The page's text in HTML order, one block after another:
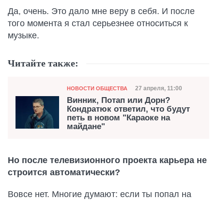
Да, очень. Это дало мне веру в себя. И после
того момента я стал серьезнее относиться к
музыке.
Читайте также:
Категория
НОВОСТИ ОБЩЕСТВА Дата публикации
27 апреля, 11:00
Винник, Потап или Дорн?
Кондратюк ответил, что будут
петь в новом "Караоке на
майдане"
Но после телевизионного проекта карьера не
строится автоматически?
Вовсе нет. Многие думают: если ты попал на